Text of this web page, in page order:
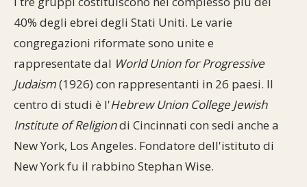
40% degli ebrei degli Stati Uniti. Le varie
congregazioni riformate sono unite e
rappresentate dal World Union for Progressive
Judaism(1926) con rappresentanti in 26 paesi. Il
centro di studi è l'Hebrew Union College Jewish
Institute of Religiondi Cincinnati con sedi anche a
New York, Los Angeles. Fondatore dell'istituto di
New York fu il rabbino Stephan Wise.